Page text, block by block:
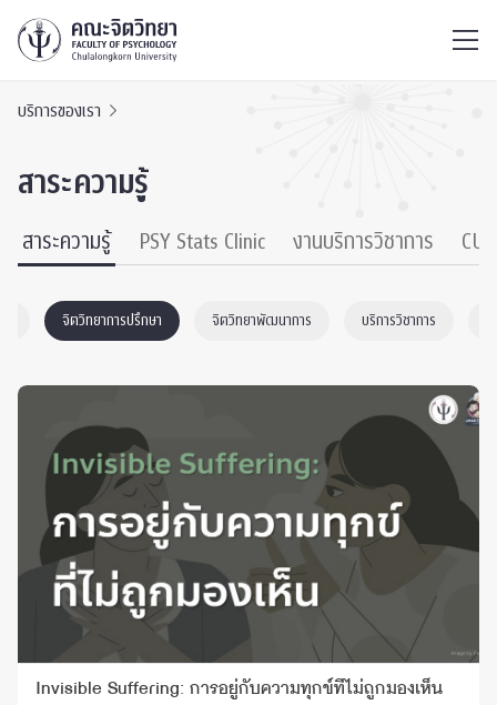
บริการของเรา
สาระความรู้
สาระความรู้ PSY Stats Clinic งานบริการวิชาการ CU
จิตวิทยาการปรึกษา จิตวิทยาพัฒนาการ บริการวิชาการ
Invisible Suffering: การอยู่กับความทุกข์ที่ไม่ถูกมองเห็น